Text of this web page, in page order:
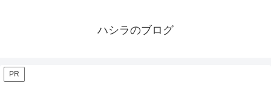
ハシラのブログ
PR